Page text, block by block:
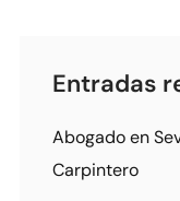
Entradas
Abogado en
Carpintero